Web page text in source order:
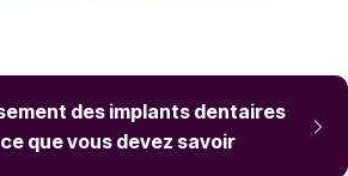
des implants dentaires
que vous devez savoir